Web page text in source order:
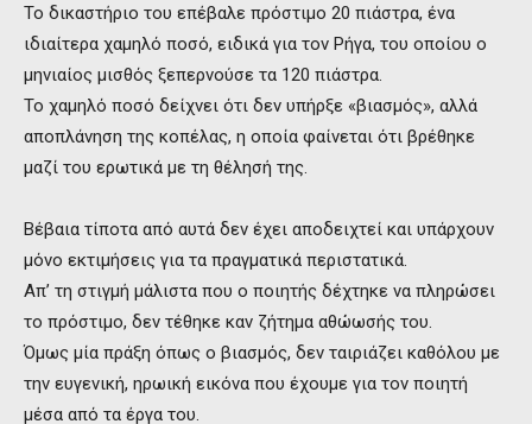
Το δικαστήριο του επέβαλε πρόστιμο 20 πιάστρα, ένα
ιδιαίτερα χαμηλό ποσό, ειδικά για τον Ρήγα, του οποίου ο
μηνιαίος μισθός ξεπερνούσε τα 120 πιάστρα.
Το χαμηλό ποσό δείχνει ότι δεν υπήρξε «βιασμός», αλλά
αποπλάνηση της κοπέλας, η οποία φαίνεται ότι βρέθηκε
μαζί του ερωτικά με τη θέλησή της.
Βέβαια τίποτα από αυτά δεν έχει αποδειχτεί και υπάρχουν
μόνο εκτιμήσεις για τα πραγματικά περιστατικά.
Απ’ τη στιγμή μάλιστα που ο ποιητής δέχτηκε να πληρώσει
το πρόστιμο, δεν τέθηκε καν ζήτημα αθώωσής του.
Όμως μία πράξη όπως ο βιασμός, δεν ταιριάζει καθόλου με
την ευγενική, ηρωική εικόνα που έχουμε για τον ποιητή
μέσα από τα έργα του.